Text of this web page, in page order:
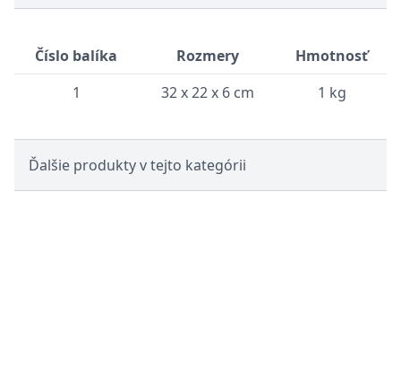
Číslo balíka Rozmery
Hmotnosť
1
32 x 22 x 6 cm 1 kg
Ďalšie produkty v tejto kategórii